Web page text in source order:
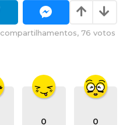
compartilhamentos, 76 votos
0 0